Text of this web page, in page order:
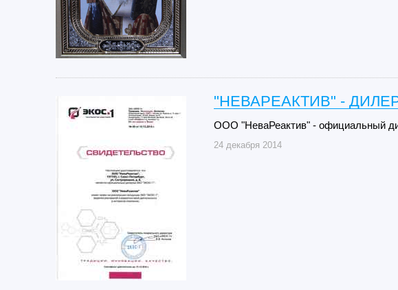
"НЕВАРЕАКТИВ" -
ООО "НеваРеактив" - официальный
24 декабря 2014